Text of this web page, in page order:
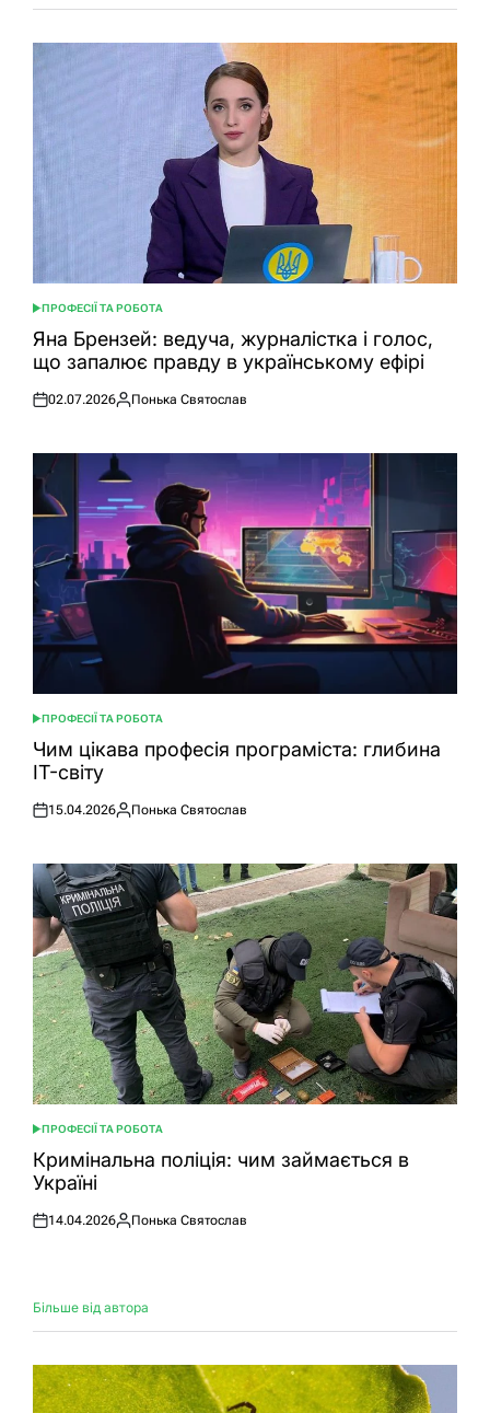
ОПУБЛІКУВАТИ
У
ПРОФЕСІЇ ТА РОБОТА
Яна Брензей: ведуча, журналістка і голос,
що запалює правду в українському ефірі
Оприлюднено
02.07.2026
Опубліковано
Понька Святослав
ОПУБЛІКУВАТИ
У
ПРОФЕСІЇ ТА РОБОТА
Чим цікава професія програміста: глибина
IT-світу
Оприлюднено
15.04.2026
Опубліковано
Понька Святослав
ОПУБЛІКУВАТИ
У
ПРОФЕСІЇ ТА РОБОТА
Кримінальна поліція: чим займається в
Україні
Оприлюднено
14.04.2026
Опубліковано
Понька Святослав
Більше від автора